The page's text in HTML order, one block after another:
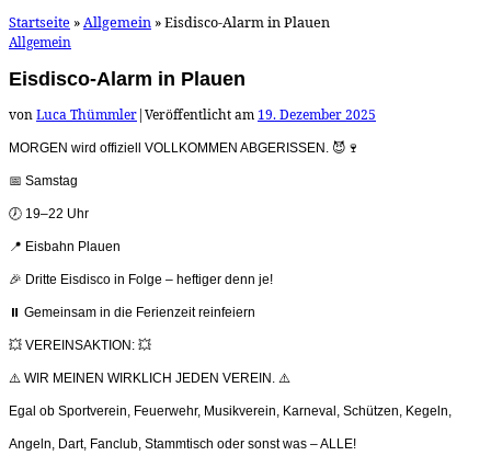
Startseite »Allgemein »Eisdisco-Alarm in Plauen
Allgemein
Eisdisco-Alarm in Plauen
vonLuca Thümmler|Veröffentlicht am 19. Dezember 2025
MORGEN wird offiziell VOLLKOMMEN ABGERISSEN. 😈🍷
📅 Samstag
🕖 19–22 Uhr
📍 Eisbahn Plauen
🎉 Dritte Eisdisco in Folge – heftiger denn je!
⏸️ Gemeinsam in die Ferienzeit reinfeiern
💥 VEREINSAKTION: 💥
⚠️ WIR MEINEN WIRKLICH JEDEN VEREIN. ⚠️
Egal ob Sportverein, Feuerwehr, Musikverein, Karneval, Schützen, Kegeln,
Angeln, Dart, Fanclub, Stammtisch oder sonst was – ALLE!